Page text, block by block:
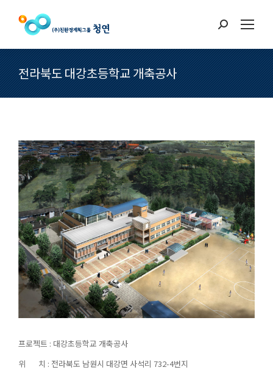
Search:
전라북도 대강초등학교 개축공사
프로젝트 : 대강초등학교 개축공사
위 치 : 전라북도 남원시 대강면 사석리 732-4번지